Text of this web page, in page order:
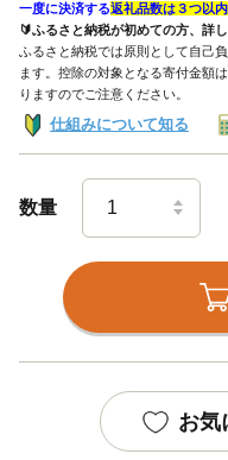
一度に決済する返礼品数は３つ以内
🔰ふるさと納税が初めての方、詳
ふるさと納税では原則として自己
ます。控除の対象となる寄付金額
りますのでご注意ください。
仕組みについて知る
数量
お気